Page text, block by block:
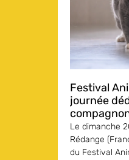
Festival
journée
Le dimanche
Rédange
du Festival